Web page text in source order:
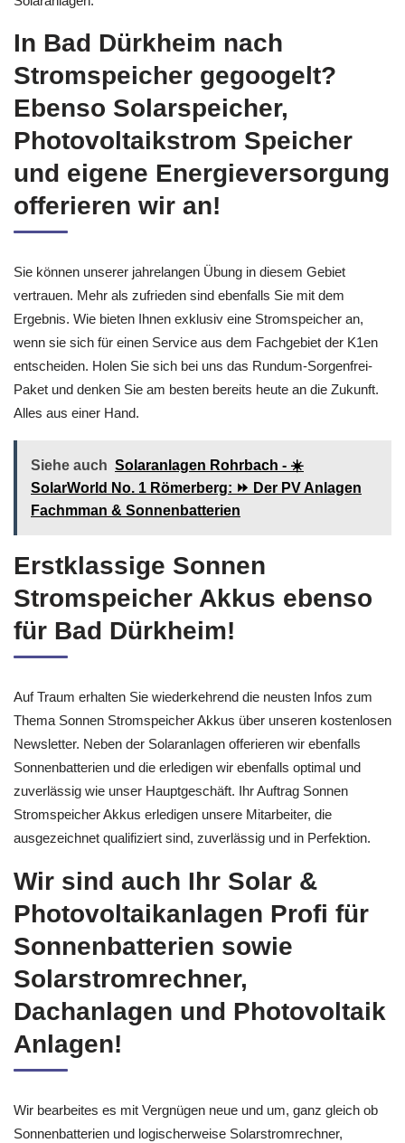
In Bad Dürkheim nach
Stromspeicher gegoogelt?
Ebenso Solarspeicher,
Photovoltaikstrom Speicher
und eigene Energieversorgung
offerieren wir an!
Sie können unserer jahrelangen Übung in diesem Gebiet
vertrauen. Mehr als zufrieden sind ebenfalls Sie mit dem
Ergebnis. Wie bieten Ihnen exklusiv eine Stromspeicher an,
wenn sie sich für einen Service aus dem Fachgebiet der K1en
entscheiden. Holen Sie sich bei uns das Rundum-Sorgenfrei-
Paket und denken Sie am besten bereits heute an die Zukunft.
Alles aus einer Hand.
Siehe auch Solaranlagen Rohrbach - ☀️
SolarWorld No. 1 Römerberg: ⏩ Der PV Anlagen
Fachmman & Sonnenbatterien
Erstklassige Sonnen
Stromspeicher Akkus ebenso
für Bad Dürkheim!
Auf Traum erhalten Sie wiederkehrend die neusten Infos zum
Thema Sonnen Stromspeicher Akkus über unseren kostenlosen
Newsletter. Neben der Solaranlagen offerieren wir ebenfalls
Sonnenbatterien und die erledigen wir ebenfalls optimal und
zuverlässig wie unser Hauptgeschäft. Ihr Auftrag Sonnen
Stromspeicher Akkus erledigen unsere Mitarbeiter, die
ausgezeichnet qualifiziert sind, zuverlässig und in Perfektion.
Wir sind auch Ihr Solar &
Photovoltaikanlagen Profi für
Sonnenbatterien sowie
Solarstromrechner,
Dachanlagen und Photovoltaik
Anlagen!
Wir bearbeites es mit Vergnügen neue und um, ganz gleich ob
Sonnenbatterien und logischerweise Solarstromrechner,